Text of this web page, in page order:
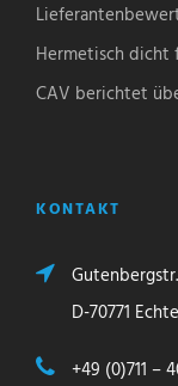
Hermetisch dicht
CAV berichtet
KONTAKT
D-70771
+49 (0)711 –